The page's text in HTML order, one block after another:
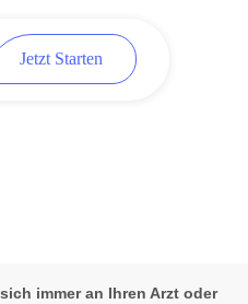
Jetzt Starten
immer an Ihren Arzt oder